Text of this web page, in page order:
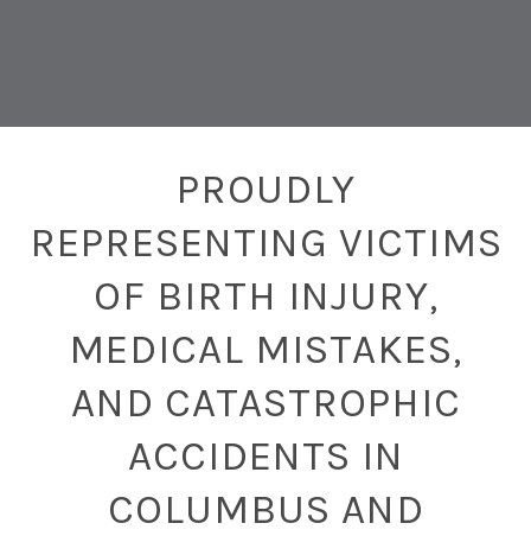
PROUDLY
REPRESENTING VICTIMS
OF BIRTH INJURY,
MEDICAL MISTAKES,
AND CATASTROPHIC
ACCIDENTS IN
COLUMBUS AND